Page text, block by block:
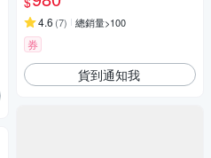
01
4.6 (7) 總銷量>100
券
貨到通知我